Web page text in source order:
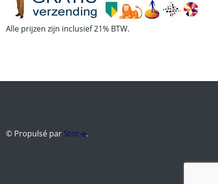
Alle prijzen zijn inclusief 21% BTW.
© Propulsé par Stor-e.